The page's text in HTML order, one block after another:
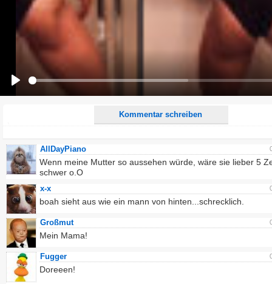
Kommentar schreiben
Alle HTML-Tags außer <br>, <strike> und <i> werden aus Deinem Kommentar entfernt.
URLs werden automatisch umgewandelt. Bitte verwende "www." oder "http://" in URLs
Ich möchte eine E-Mail, wenn zu meinem Kommentar Antworten erscheinen.
Ich möchte eine E-Mail, wenn auf dieser Seite weitere Kommentare erscheinen.
AllDayPiano
Wenn meine Mutter so aussehen würde, wäre sie lieber 5
schwer o.O
x-x
boah sieht aus wie ein mann von hinten...schrecklich.
Großmut
Mein Mama!
Fugger
Doreeen!